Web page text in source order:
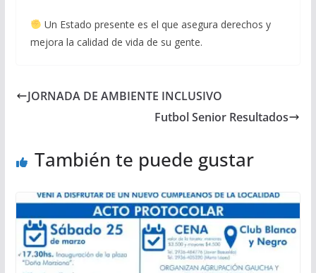
Un Estado presente es el que asegura derechos y
mejora la calidad de vida de su gente.
JORNADA DE AMBIENTE INCLUSIVO
Futbol Senior Resultados
También te puede gustar